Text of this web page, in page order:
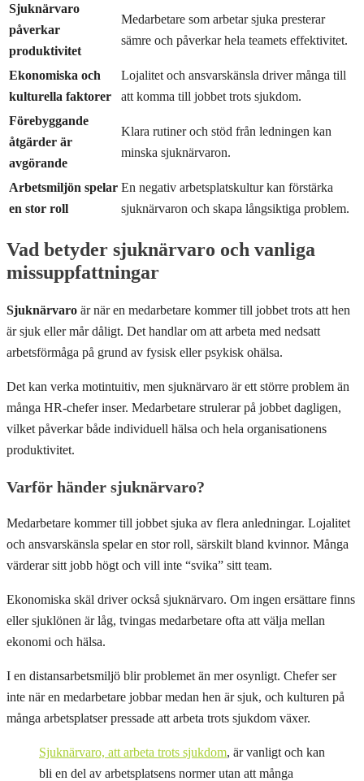
Sjuknärvaro
påverkar
produktivitet
Medarbetare som arbetar sjuka presterar
sämre och påverkar hela teamets effektivitet.
Ekonomiska och
kulturella faktorer
Lojalitet och ansvarskänsla driver många till
att komma till jobbet trots sjukdom.
Förebyggande
åtgärder är
avgörande
Klara rutiner och stöd från ledningen kan
minska sjuknärvaron.
Arbetsmiljön spelar
en stor roll
En negativ arbetsplatskultur kan förstärka
sjuknärvaron och skapa långsiktiga problem.
Vad betyder sjuknärvaro och vanliga
missuppfattningar
Sjuknärvaro är när en medarbetare kommer till jobbet trots att hen
är sjuk eller mår dåligt. Det handlar om att arbeta med nedsatt
arbetsförmåga på grund av fysisk eller psykisk ohälsa.
Det kan verka motintuitiv, men sjuknärvaro är ett större problem än
många HR-chefer inser. Medarbetare strulerar på jobbet dagligen,
vilket påverkar både individuell hälsa och hela organisationens
produktivitet.
Varför händer sjuknärvaro?
Medarbetare kommer till jobbet sjuka av flera anledningar. Lojalitet
och ansvarskänsla spelar en stor roll, särskilt bland kvinnor. Många
värderar sitt jobb högt och vill inte “svika” sitt team.
Ekonomiska skäl driver också sjuknärvaro. Om ingen ersättare finns
eller sjuklönen är låg, tvingas medarbetare ofta att välja mellan
ekonomi och hälsa.
I en distansarbetsmiljö blir problemet än mer osynligt. Chefer ser
inte när en medarbetare jobbar medan hen är sjuk, och kulturen på
många arbetsplatser pressade att arbeta trots sjukdom växer.
Sjuknärvaro, att arbeta trots sjukdom, är vanligt och kan
bli en del av arbetsplatsens normer utan att många